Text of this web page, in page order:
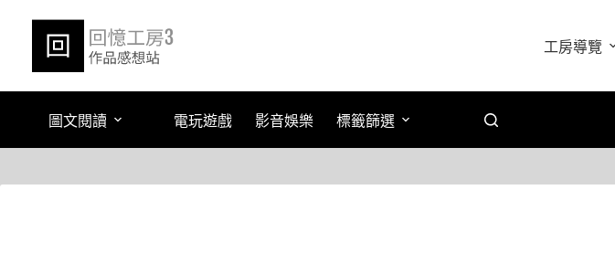
工房導覽
圖文閱讀 電玩遊戲 影音娛樂 標籤篩選